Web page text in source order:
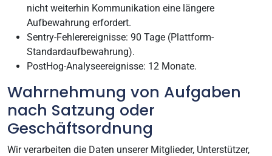
nicht weiterhin Kommunikation eine längere
Aufbewahrung erfordert.
Sentry-Fehlerereignisse: 90 Tage (Plattform-
Standardaufbewahrung).
PostHog-Analyseereignisse: 12 Monate.
Wahrnehmung von Aufgaben
nach Satzung oder
Geschäftsordnung
Wir verarbeiten die Daten unserer Mitglieder, Unterstützer,